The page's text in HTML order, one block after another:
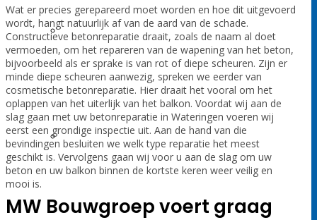
Betonreparatie
Vochtweringen
Wat er precies gerepareerd moet worden en hoe dit uitgevoerd
wordt, hangt natuurlijk af van de aard van de schade.
Constructieve betonreparatie draait, zoals de naam al doet
vermoeden, om het repareren van de wapening van het beton,
bijvoorbeeld als er sprake is van rot of diepe scheuren. Zijn er
minde diepe scheuren aanwezig, spreken we eerder van
cosmetische betonreparatie. Hier draait het vooral om het
oplappen van het uiterlijk van het balkon. Voordat wij aan de
slag gaan met uw betonreparatie in Wateringen voeren wij
eerst een grondige inspectie uit. Aan de hand van die
bevindingen besluiten we welk type reparatie het meest
geschikt is. Vervolgens gaan wij voor u aan de slag om uw
beton en uw balkon binnen de kortste keren weer veilig en
mooi is.
MW Bouwgroep voert graag